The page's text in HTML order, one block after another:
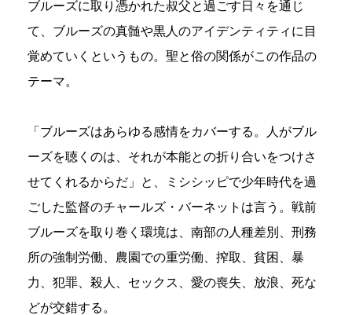
ブルーズに取り憑かれた叔父と過ごす日々を通じ
て、ブルーズの真髄や黒人のアイデンティティに目
覚めていくというもの。聖と俗の関係がこの作品の
テーマ。
「ブルーズはあらゆる感情をカバーする。人がブル
ーズを聴くのは、それが本能との折り合いをつけさ
せてくれるからだ」と、ミシシッピで少年時代を過
ごした監督のチャールズ・バーネットは言う。戦前
ブルーズを取り巻く環境は、南部の人種差別、刑務
所の強制労働、農園での重労働、搾取、貧困、暴
力、犯罪、殺人、セックス、愛の喪失、放浪、死な
どが交錯する。